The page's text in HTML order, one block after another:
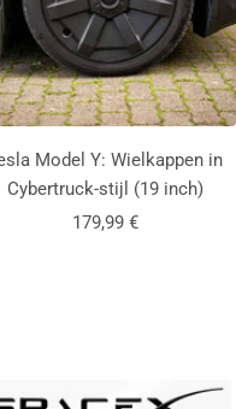
Model Y: Wielkappen in
Cybertruck-stijl (19 inch)
Aanbiedingsprijs
179,99 €